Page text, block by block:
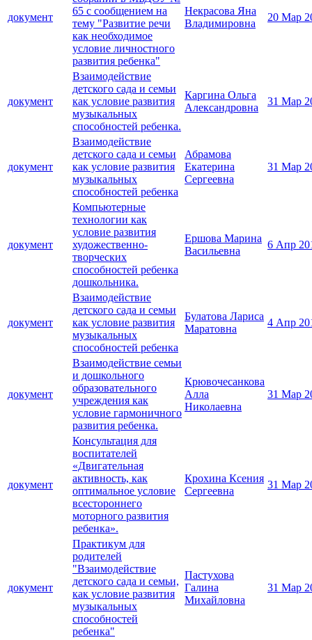
документ
65 с сообщением на
тему "Развитие речи
как необходимое
условие личностного
развития ребенка"
Некрасова Яна
Владимировна
20 Мар
документ
Взаимодействие
детского сада и семьи
как условие развития
музыкальных
способностей ребенка.
Каргина Ольга
Александровна
31 Мар
документ
Взаимодействие
детского сада и семьи
как условие развития
музыкальных
способностей ребенка
Абрамова
Екатерина
Сергеевна
31 Мар
документ
Компьютерные
технологии как
условие развития
художественно-
творческих
способностей ребенка
дошкольника.
Ершова Марина
Васильевна
6 Апр
документ
Взаимодействие
детского сада и семьи
как условие развития
музыкальных
способностей ребенка
Булатова Лариса
Маратовна
4 Апр
документ
Взаимодействие семьи
и дошкольного
образовательного
учреждения как
условие гармоничного
развития ребенка.
Крювочесанкова
Алла
Николаевна
31 Мар
документ
Консультация для
воспитателей
«Двигательная
активность, как
оптимальное условие
всестороннего
моторного развития
ребенка».
Крохина Ксения
Сергеевна
31 Мар
документ
Практикум для
родителей
"Взаимодействие
детского сада и семьи,
как условие развития
музыкальных
способностей
ребенка"
Пастухова
Галина
Михайловна
31 Мар